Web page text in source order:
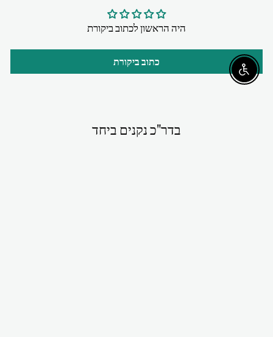
היה הראשון לכתוב ביקורת
כתוב ביקורת
בדר"כ נקנים ביחד
Enable accessibility